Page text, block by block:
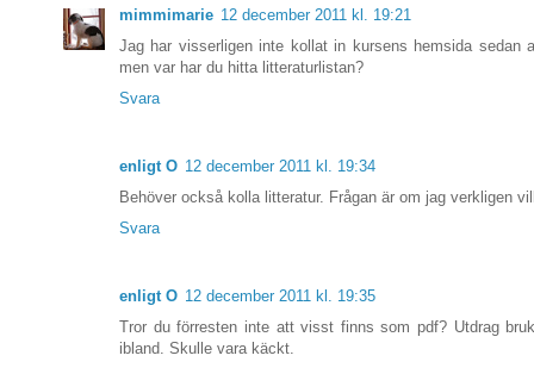
mimmimarie 12 december 2011 kl. 19:21
Jag har visserligen inte kollat in kursens hemsida sedan
men var har du hitta litteraturlistan?
Svara
enligt O 12 december 2011 kl. 19:34
Behöver också kolla litteratur. Frågan är om jag verkligen
Svara
enligt O 12 december 2011 kl. 19:35
Tror du förresten inte att visst finns som pdf? Utdrag
ibland. Skulle vara käckt.